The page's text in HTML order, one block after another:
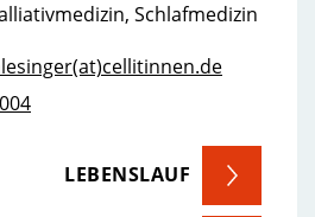
Schlafmedizin
LEBENSLAUF